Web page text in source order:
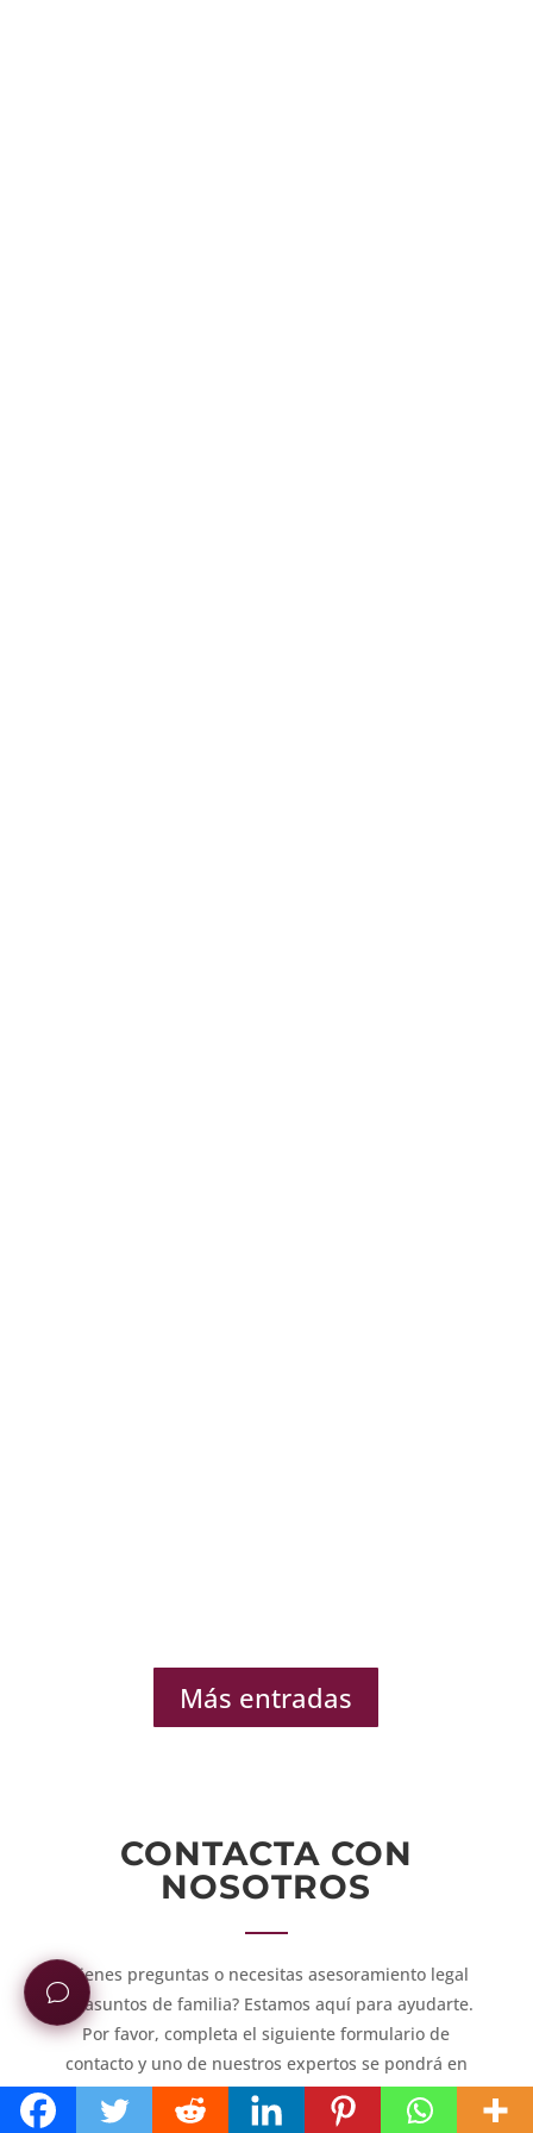
Más entradas
CONTACTA CON
NOSOTROS
¿Tienes preguntas o necesitas asesoramiento legal
en asuntos de familia? Estamos aquí para ayudarte.
Por favor, completa el siguiente formulario de
contacto y uno de nuestros expertos se pondrá en
contacto contigo a la brevedad para abordar tus
inquietudes y ofrecerte la orientación y apoyo que